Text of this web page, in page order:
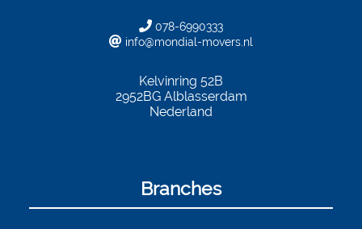
078-6990333
info@mondial-movers.nl
Kelvinring 52B
2952BGAlblasserdam
Nederland
Branches